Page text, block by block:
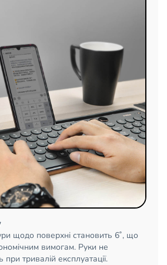
щодо поверхні становить 6˚, що
вимогам. Руки не
тривалій експлуатації.